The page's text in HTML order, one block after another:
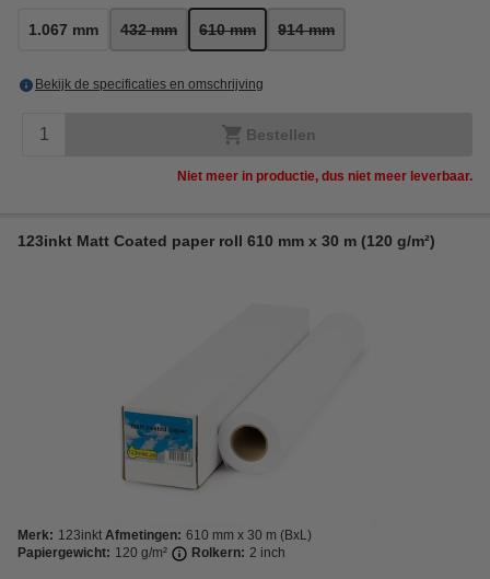
1.067 mm 432 mm 610 mm 914 mm
Bekijk de specificaties en omschrijving
Bestellen
Niet meer in productie, dus niet meer leverbaar.
123inkt Matt Coated paper roll 610 mm x 30 m (120 g/m²)
Merk: 123inkt Afmetingen: 610 mm x 30 m (BxL)
Papiergewicht: 120 g/m² Rolkern: 2 inch